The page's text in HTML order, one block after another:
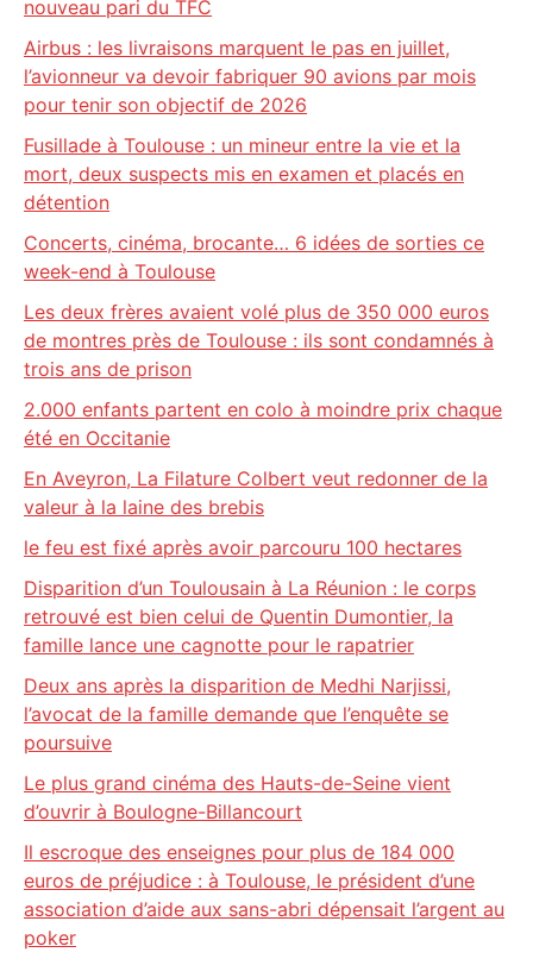
nouveau pari du TFC
Airbus : les livraisons marquent le pas en juillet,
l’avionneur va devoir fabriquer 90 avions par mois
pour tenir son objectif de 2026
Fusillade à Toulouse : un mineur entre la vie et la
mort, deux suspects mis en examen et placés en
détention
Concerts, cinéma, brocante… 6 idées de sorties ce
week-end à Toulouse
Les deux frères avaient volé plus de 350 000 euros
de montres près de Toulouse : ils sont condamnés à
trois ans de prison
2.000 enfants partent en colo à moindre prix chaque
été en Occitanie
En Aveyron, La Filature Colbert veut redonner de la
valeur à la laine des brebis
le feu est fixé après avoir parcouru 100 hectares
Disparition d’un Toulousain à La Réunion : le corps
retrouvé est bien celui de Quentin Dumontier, la
famille lance une cagnotte pour le rapatrier
Deux ans après la disparition de Medhi Narjissi,
l’avocat de la famille demande que l’enquête se
poursuive
Le plus grand cinéma des Hauts-de-Seine vient
d’ouvrir à Boulogne-Billancourt
Il escroque des enseignes pour plus de 184 000
euros de préjudice : à Toulouse, le président d’une
association d’aide aux sans-abri dépensait l’argent au
poker